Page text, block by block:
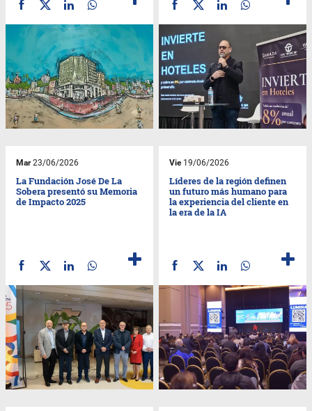
Mar23/06/2026
La Fundación José De La
Sobera presentó su Memoria
de Impacto 2025
Vie19/06/2026
Líderes de la región definen
un futuro más humano para
la experiencia del cliente en
la era de la IA